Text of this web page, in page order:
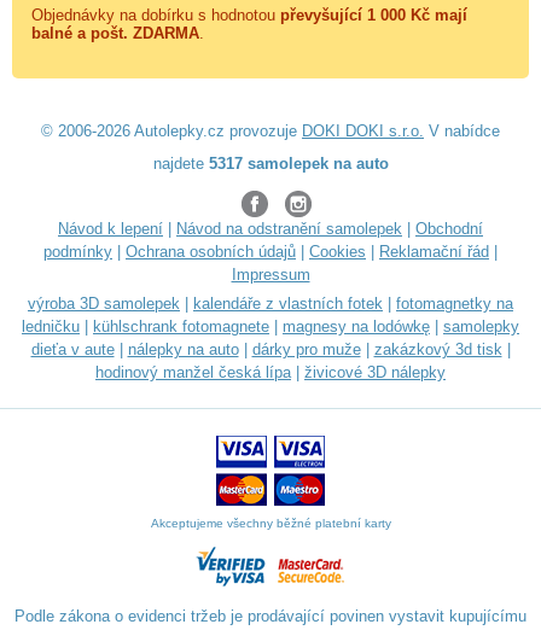
Objednávky na dobírku s hodnotou převyšující 1 000 Kč mají
balné a pošt. ZDARMA.
© 2006-2026 Autolepky.cz provozuje DOKI DOKI s.r.o. V nabídce
najdete 5317 samolepek na auto
Návod k lepení Návod na odstranění samolepek
Obchodní
podmínky
Ochrana osobních údajů Cookies Reklamační řád
Impressum
výroba 3D samolepek
kalendáře z vlastních fotek
fotomagnetky na
ledničku
kühlschrank fotomagnete magnesy na lodówkę
samolepky
dieťa v aute| nálepky na auto| dárky pro muže| zakázkový 3d tisk|
hodinový manžel česká lípa| živicové 3D nálepky
Akceptujeme všechny běžné platební karty
Podle zákona o evidenci tržeb je prodávající povinen vystavit kupujícímu